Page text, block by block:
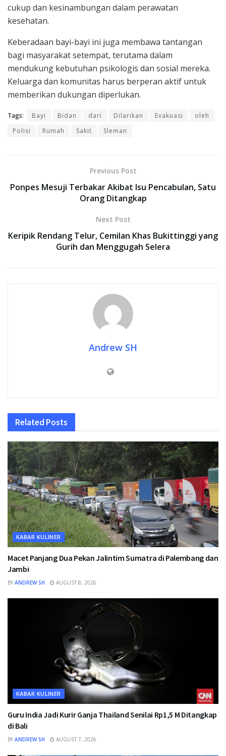
cukup dan kesinambungan dalam perawatan
kesehatan.
Keberadaan bayi-bayi ini juga membawa tantangan
bagi masyarakat setempat, terutama dalam
mendukung kebutuhan psikologis dan sosial mereka.
Keluarga dan komunitas harus berperan aktif untuk
memberikan dukungan diperlukan.
Tags: Bayi Bidan dari Dilarikan Evakuasi
oleh
Polisi
Rumah Sakit Sleman
Previous Post
Ponpes Mesuji Terbakar Akibat Isu Pencabulan, Satu
Orang Ditangkap
Next Post
Keripik Rendang Telur, Cemilan Khas Bukittinggi yang
Gurih dan Menggugah Selera
Andrew SH
Related Posts
KABAR KULINER
Macet Panjang Dua Pekan Jalintim Sumatra di Palembang dan
Jambi
BY ANDREW SH AUGUST 8, 2026
KABAR KULINER
Guru India Jadi Kurir Ganja Thailand Senilai Rp1,5 M Ditangkap
di Bali
BY ANDREW SH AUGUST 7, 2026